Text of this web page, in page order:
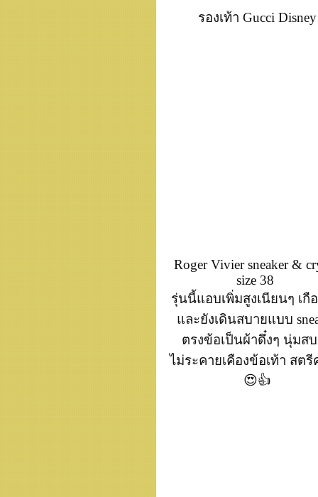
รองเท้า Gucci Disney
Roger Vivier sneaker &
size 38
รุ่นนี้แอบเพิ่มสูงเนียนๆ เกื
และยังเดินสบายแบบ
ตรงข้อเป็นผ้าดึ๋งๆ นุ่มส
ไม่ระคายเคืองข้อเท้า สตรี
😍👍